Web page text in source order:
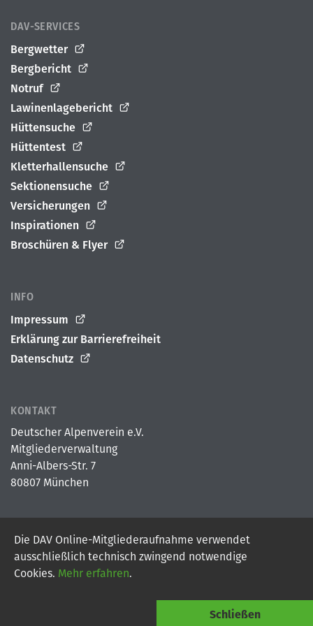
Die DAV Online-Mitgliederaufnahme verwendet
ausschließlich technisch zwingend notwendige
Cookies. Mehr erfahren.
Schließen
DAV-SERVICES
Bergwetter
Bergbericht
Notruf
Lawinenlagebericht
Hüttensuche
Hüttentest
Kletterhallensuche
Sektionensuche
Versicherungen
Inspirationen
Broschüren & Flyer
INFO
Impressum
Erklärung zur Barrierefreiheit
Datenschutz
KONTAKT
Deutscher Alpenverein e.V.
Mitgliederverwaltung
Anni-Albers-Str. 7
80807 München
© 2026Deutscher Alpenverein e.V.
Powered By Digital Vantage Point